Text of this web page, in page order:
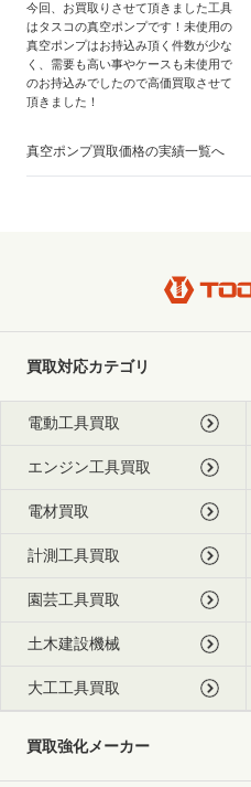
今回、お買取りさせて頂きました工具
はタスコの真空ポンプです！未使用の
真空ポンプはお持込み頂く件数が少な
く、需要も高い事やケースも未使用で
のお持込みでしたので高価買取させて
頂きました！
真空ポンプ買取価格の実績一覧へ
買取対応カテゴリ
電動工具買取
エンジン工具買取
電材買取
計測工具買取
園芸工具買取
土木建設機械
大工工具買取
買取強化メーカー